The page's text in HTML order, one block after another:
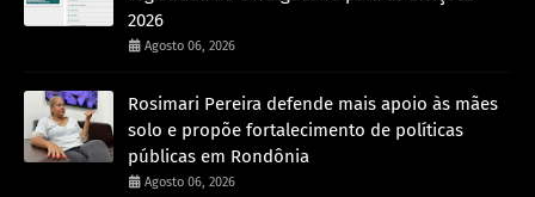
2026
Agosto 06, 2026
Rosimari Pereira defende mais apoio às mães
solo e propõe fortalecimento de políticas
públicas em Rondônia
Agosto 06, 2026